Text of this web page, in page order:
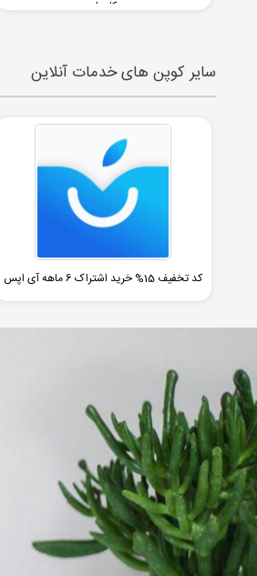
کاربران
سایر کوپن های خدمات آنلاین
کد تخفیف 15% خرید اشتراک 6 ماهه آی اپس